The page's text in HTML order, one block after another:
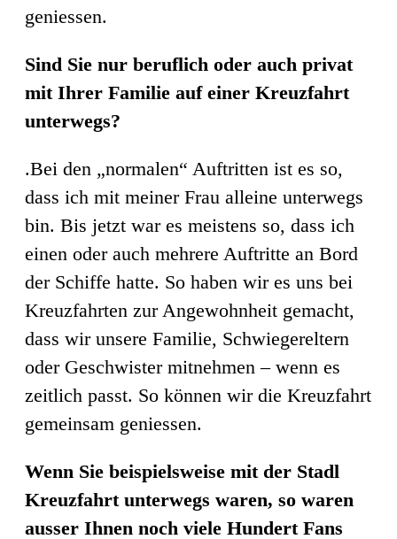
geniessen.
Sind Sie nur beruflich oder auch privat
mit Ihrer Familie auf einer Kreuzfahrt
unterwegs?
.Bei den „normalen“ Auftritten ist es so,
dass ich mit meiner Frau alleine unterwegs
bin. Bis jetzt war es meistens so, dass ich
einen oder auch mehrere Auftritte an Bord
der Schiffe hatte. So haben wir es uns bei
Kreuzfahrten zur Angewohnheit gemacht,
dass wir unsere Familie, Schwiegereltern
oder Geschwister mitnehmen – wenn es
zeitlich passt. So können wir die Kreuzfahrt
gemeinsam geniessen.
Wenn Sie beispielsweise mit der Stadl
Kreuzfahrt unterwegs waren, so waren
ausser Ihnen noch viele Hundert Fans